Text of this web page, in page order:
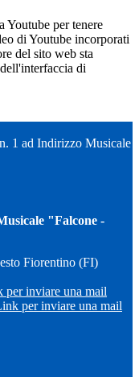
Youtube per tenere
di Youtube incorporati
del sito web sta
di
1 ad Indirizzo Musicale
"Falcone -
Fiorentino (FI)
per inviare una mail
per inviare una mail